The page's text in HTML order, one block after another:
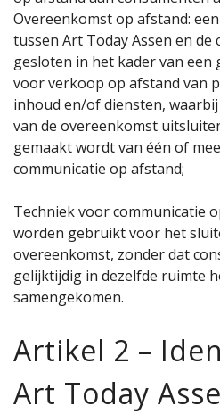
Overeenkomst op afstand:
tussen Art Today Assen en
gesloten in het kader van een
voor verkoop op afstand van
inhoud en/of diensten,
van de overeenkomst
gemaakt wordt van één of
communicatie op afstand;
Techniek voor communicatie
worden gebruikt voor het
overeenkomst, zonder dat
gelijktijdig in dezelfde ruimte
samengekomen.
Artikel 2 –
Art Today